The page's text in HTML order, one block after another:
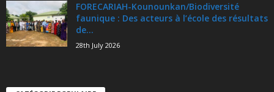
FORECARIAH-Kounounkan/Biodiversité
faunique : Des acteurs à l’école des résultats
de...
28th July 2026